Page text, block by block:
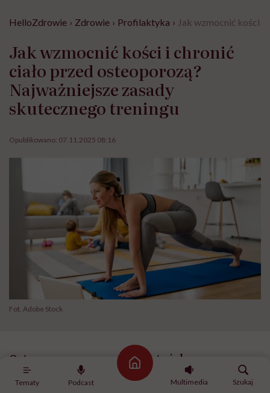
Tematy Podcast
Strona główna
Multimedia
Szukaj
HelloZdrowie › Zdrowie › Profilaktyka › Jak wzmocnić kości i
Jak wzmocnić kości i chronić
ciało przed osteoporozą?
Najważniejsze zasady
skutecznego treningu
Opublikowano: 07.11.2025 08:16
Fot. Adobe Stock
Osteoporoza nazywana jest cichym
złodziejem kości, bo długo nie daje objawów,